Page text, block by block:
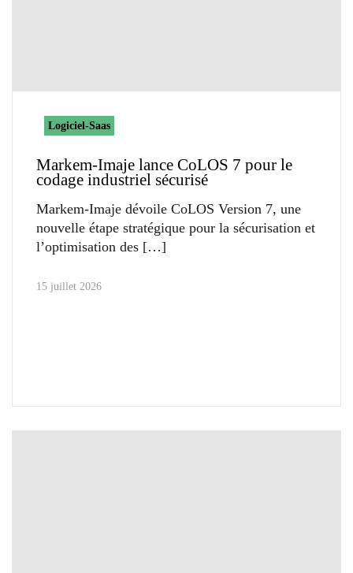
Logiciel-Saas
Markem-Imaje lance CoLOS 7 pour le
codage industriel sécurisé
Markem-Imaje dévoile CoLOS Version 7, une
nouvelle étape stratégique pour la sécurisation et
l’optimisation des
15 juillet 2026